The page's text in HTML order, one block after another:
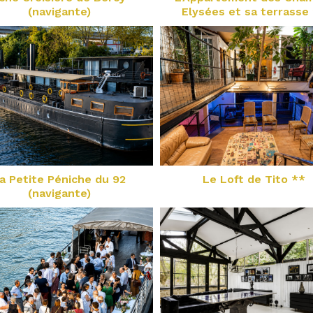
(navigante)
Elysées et sa
Petite Péniche du 92
(navigante)
Le Loft de Tito **